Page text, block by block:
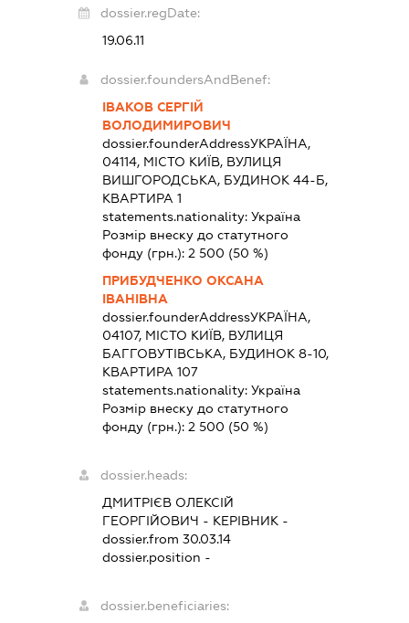
dossier.regDate:
19.06.11
dossier.foundersAndBenef:
ІВАКОВ СЕРГІЙ
ВОЛОДИМИРОВИЧ
dossier.founderAddressУКРАЇНА,
04114, МІСТО КИЇВ, ВУЛИЦЯ
ВИШГОРОДСЬКА, БУДИНОК 44-Б,
КВАРТИРА 1
statements.nationality:Україна
Розмір внеску до статутного
фонду (грн.):2 500 (50 %)
ПРИБУДЧЕНКО ОКСАНА
ІВАНІВНА
dossier.founderAddressУКРАЇНА,
04107, МІСТО КИЇВ, ВУЛИЦЯ
БАГГОВУТІВСЬКА, БУДИНОК 8-10,
КВАРТИРА 107
statements.nationality:Україна
Розмір внеску до статутного
фонду (грн.):2 500 (50 %)
dossier.heads:
ДМИТРІЄВ ОЛЕКСІЙ
ГЕОРГІЙОВИЧ - КЕРІВНИК -
dossier.from 30.03.14
dossier.position -
dossier.beneficiaries: